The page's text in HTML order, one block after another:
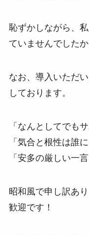
恥ずかしながら、
ていませんでしたか
なお、導入いただ
しております。
「なんとしてでも
「気合と根性は誰
「安多の厳しい一
昭和風で申し訳あ
歓迎です！